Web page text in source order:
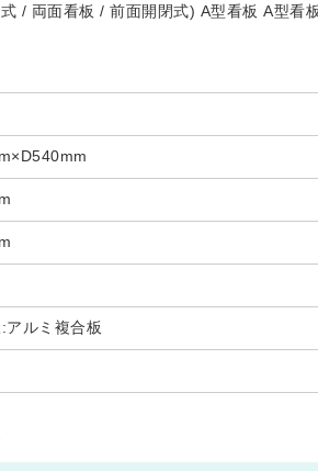
/ 両面看板 / 前面開閉式) A型看板 A型看
ルミ複合板
。